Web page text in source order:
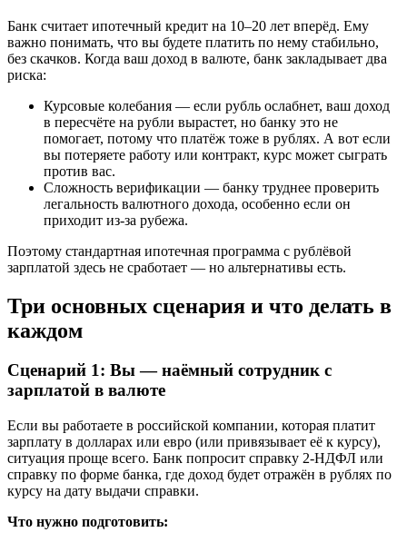
Банк считает ипотечный кредит на 10–20 лет вперёд. Ему
важно понимать, что вы будете платить по нему стабильно,
без скачков. Когда ваш доход в валюте, банк закладывает два
риска:
Курсовые колебания — если рубль ослабнет, ваш доход
в пересчёте на рубли вырастет, но банку это не
помогает, потому что платёж тоже в рублях. А вот если
вы потеряете работу или контракт, курс может сыграть
против вас.
Сложность верификации — банку труднее проверить
легальность валютного дохода, особенно если он
приходит из-за рубежа.
Поэтому стандартная ипотечная программа с рублёвой
зарплатой здесь не сработает — но альтернативы есть.
Три основных сценария и что делать в
каждом
Сценарий 1: Вы — наёмный сотрудник с
зарплатой в валюте
Если вы работаете в российской компании, которая платит
зарплату в долларах или евро (или привязывает её к курсу),
ситуация проще всего. Банк попросит справку 2-НДФЛ или
справку по форме банка, где доход будет отражён в рублях по
курсу на дату выдачи справки.
Что нужно подготовить: